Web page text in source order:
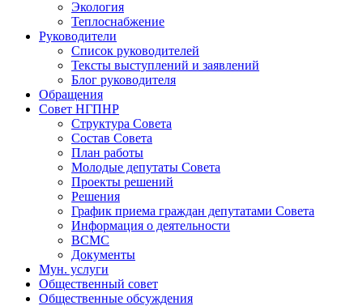
Экология
Теплоснабжение
Руководители
Список руководителей
Тексты выступлений и заявлений
Блог руководителя
Обращения
Совет НГПНР
Структура Совета
Состав Совета
План работы
Молодые депутаты Совета
Проекты решений
Решения
График приема граждан депутатами Совета
Информация о деятельности
ВСМС
Документы
Мун. услуги
Общественный совет
Общественные обсуждения